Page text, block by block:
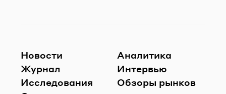
Новости
Журнал
Исследования
Аналитика
Интервью
Обзоры рынков